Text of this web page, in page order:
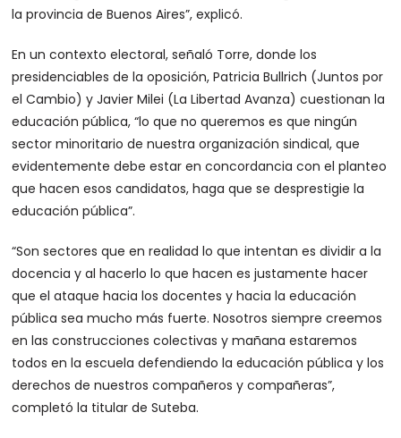
la provincia de Buenos Aires”, explicó.
En un contexto electoral, señaló Torre, donde los
presidenciables de la oposición, Patricia Bullrich (Juntos por
el Cambio) y Javier Milei (La Libertad Avanza) cuestionan la
educación pública, “lo que no queremos es que ningún
sector minoritario de nuestra organización sindical, que
evidentemente debe estar en concordancia con el planteo
que hacen esos candidatos, haga que se desprestigie la
educación pública”.
“Son sectores que en realidad lo que intentan es dividir a la
docencia y al hacerlo lo que hacen es justamente hacer
que el ataque hacia los docentes y hacia la educación
pública sea mucho más fuerte. Nosotros siempre creemos
en las construcciones colectivas y mañana estaremos
todos en la escuela defendiendo la educación pública y los
derechos de nuestros compañeros y compañeras”,
completó la titular de Suteba.